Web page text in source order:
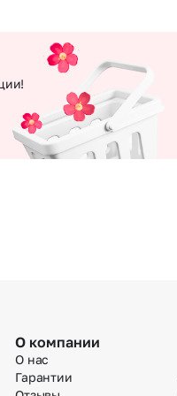
О компании
О нас
Гарантии